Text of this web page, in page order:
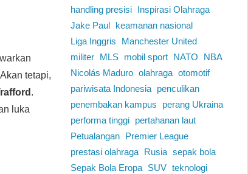
tetapi,
.
luka
handling presisi
Inspirasi Olahraga
Jake Paul
keamanan nasional
Liga Inggris
Manchester United
militer
MLS mobil sport NATO
NBA
Nicolás Maduro olahraga otomotif
pariwisata Indonesia
penculikan
penembakan kampus
perang Ukraina
performa tinggi
pertahanan laut
Petualangan
Premier League
prestasi olahraga
Rusia sepak bola
Sepak Bola Eropa
SUV teknologi